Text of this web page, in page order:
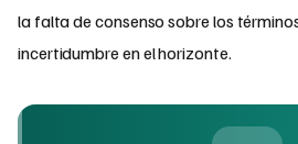
la falta de consenso sobre los
incertidumbre en el horizonte.